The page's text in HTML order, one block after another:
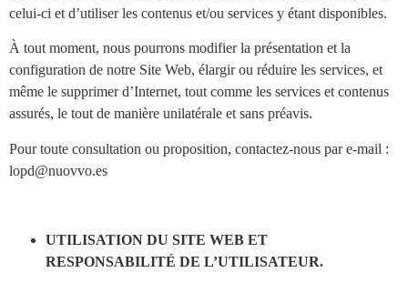
celui-ci et d’utiliser les contenus et/ou services y étant disponibles.
À tout moment, nous pourrons modifier la présentation et la
configuration de notre Site Web, élargir ou réduire les services, et
même le supprimer d’Internet, tout comme les services et contenus
assurés, le tout de manière unilatérale et sans préavis.
Pour toute consultation ou proposition, contactez-nous par e-mail :
lopd@nuovvo.es
UTILISATION DU SITE WEB ET
RESPONSABILITÉ DE L’UTILISATEUR.